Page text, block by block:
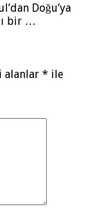
Doğu’ya
bir …
alanlar * ile